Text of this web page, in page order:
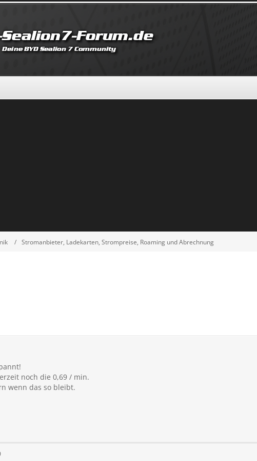
Stromanbieter, Ladekarten, Strompreise, Roaming und Abrechnung
noch die 0,69 / min.
wenn das so bleibt.